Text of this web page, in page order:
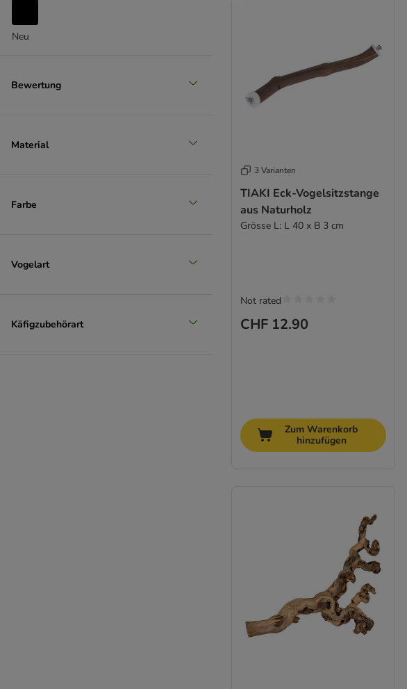
Neu
Bewertung
Material
Farbe
Vogelart
Käfigzubehörart
3 Varianten
TIAKI Eck-Vogelsitzstange
aus Naturholz
Grösse L: L 40 x B 3 cm
CHF 12.90
Not rated
Zum Warenkorb
hinzufügen